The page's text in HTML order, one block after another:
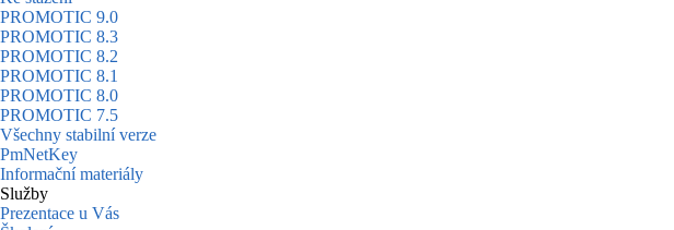
PROMOTIC 9.0
PROMOTIC 8.3
PROMOTIC 8.2
PROMOTIC 8.1
PROMOTIC 8.0
PROMOTIC 7.5
Všechny stabilní verze
PmNetKey
Informační materiály
Služby
Prezentace u Vás